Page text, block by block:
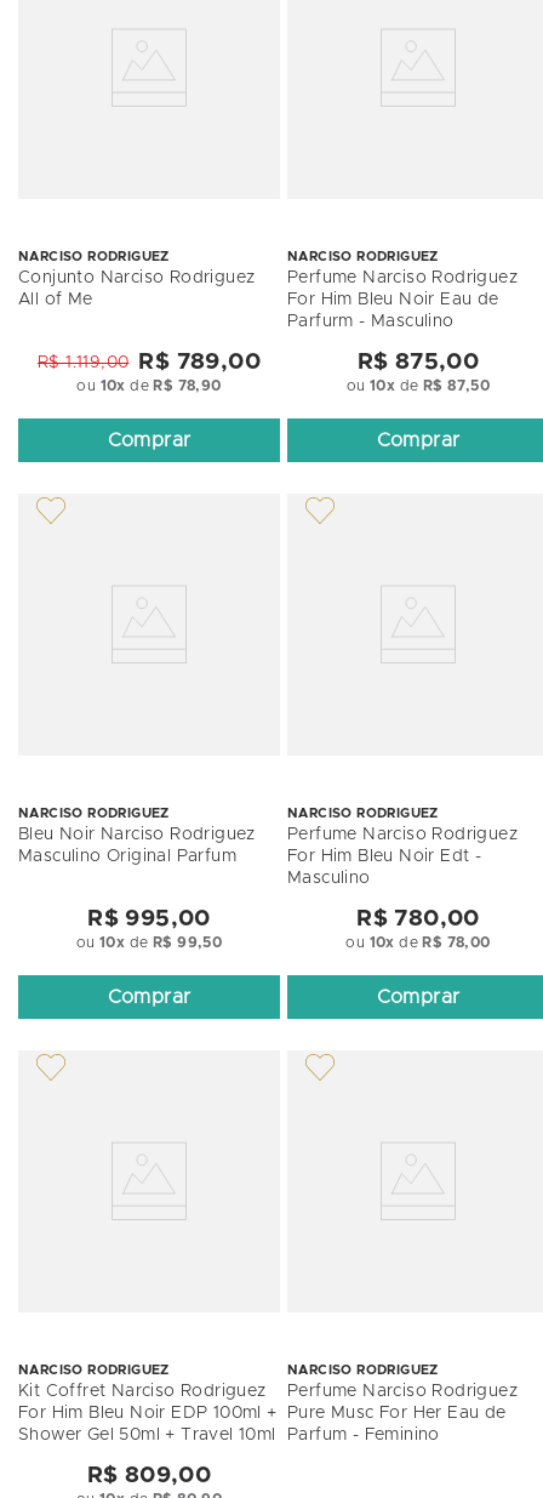
NARCISO RODRIGUEZ
Conjunto Narciso Rodriguez
All of Me
R$ 1.119,00 R$ 789,00
ou 10x de R$ 78,90
Comprar
NARCISO RODRIGUEZ
Perfume Narciso Rodriguez
For Him Bleu Noir Eau de
Parfurm - Masculino
R$ 875,00
ou10x de R$ 87,50
Comprar
NARCISO RODRIGUEZ
Bleu Noir Narciso Rodriguez
Masculino Original Parfum
R$ 995,00
ou10x de R$ 99,50
Comprar
NARCISO RODRIGUEZ
Perfume Narciso Rodriguez
For Him Bleu Noir Edt -
Masculino
R$ 780,00
ou 10x de R$ 78,00
Comprar
NARCISO RODRIGUEZ
Kit Coffret Narciso Rodriguez
For Him Bleu Noir EDP 100ml +
Shower Gel 50ml + Travel 10ml
R$ 809,00
NARCISO RODRIGUEZ
Perfume Narciso Rodriguez
Pure Musc For Her Eau de
Parfum - Feminino